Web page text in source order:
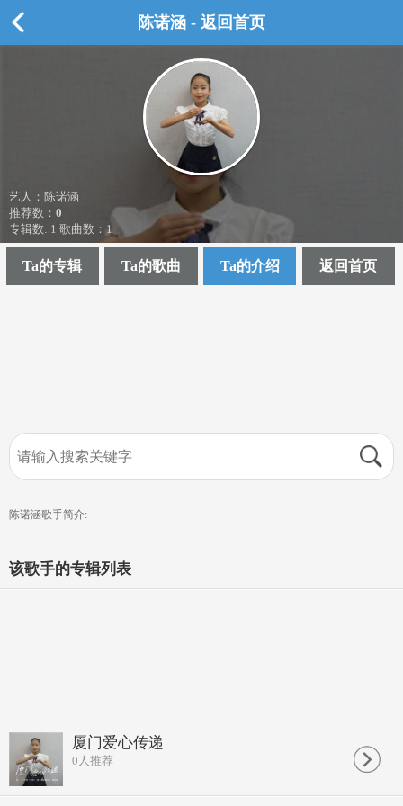
陈诺涵 - 返回首页
艺人：陈诺涵
推荐数： 0
专辑数: 1 歌曲数：1
Ta的专辑 Ta的歌曲 Ta的介绍 返回首页
陈诺涵歌手简介:
该歌手的专辑列表
厦门爱心传递
0 人推荐